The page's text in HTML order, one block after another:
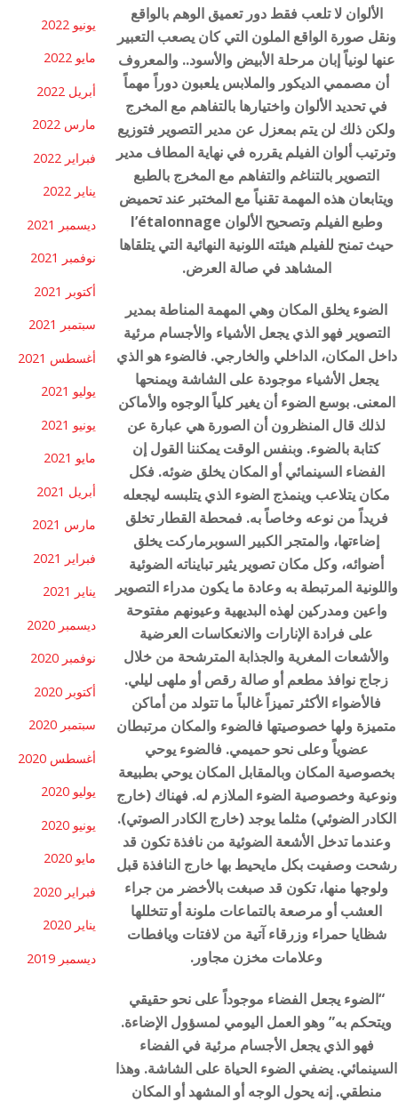
الألوان لا تلعب فقط دور تعميق الوهم بالواقع
ونقل صورة الواقع الملون التي كان يصعب التعبير
عنها لونياً إبان مرحلة الأبيض والأسود.. والمعروف
أن مصممي الديكور والملابس يلعبون دوراً مهماً
في تحديد الألوان واختيارها بالتفاهم مع المخرج
ولكن ذلك لن يتم بمعزل عن مدير التصوير فتوزيع
وترتيب ألوان الفيلم يقرره في نهاية المطاف مدير
التصوير بالتناغم والتفاهم مع المخرج بالطبع
ويتابعان هذه المهمة تقنياً مع المختبر عند تحميض
وطبع الفيلم وتصحيح الألوان l’étalonnage
حيث تمنح للفيلم هيئته اللونية النهائية التي يتلقاها
المشاهد في صالة العرض.
الضوء يخلق المكان وهي المهمة المناطة بمدير
التصوير فهو الذي يجعل الأشياء والأجسام مرئية
داخل المكان، الداخلي والخارجي. فالضوء هو الذي
يجعل الأشياء موجودة على الشاشة ويمنحها
المعنى. بوسع الضوء أن يغير كلياً الوجوه والأماكن
لذلك قال المنظرون أن الصورة هي عبارة عن
كتابة بالضوء. وبنفس الوقت يمكننا القول إن
الفضاء السينمائي أو المكان يخلق ضوئه. فكل
مكان يتلاعب وينمذج الضوء الذي يتلبسه ليجعله
فريداً من نوعه وخاصاً به. فمحطة القطار تخلق
إضاءتها، والمتجر الكبير السوبرماركت يخلق
أضوائه، وكل مكان تصوير يثير تبايناته الضوئية
واللونية المرتبطة به وعادة ما يكون مدراء التصوير
واعين ومدركين لهذه البديهية وعيونهم مفتوحة
على فرادة الإنارات والانعكاسات العرضية
والأشعات المغرية والجذابة المترشحة من خلال
زجاج نوافذ مطعم أو صالة رقص أو ملهى ليلي.
فالأضواء الأكثر تميزاً غالباً ما تتولد من أماكن
متميزة ولها خصوصيتها فالضوء والمكان مرتبطان
عضوياً وعلى نحو حميمي. فالضوء يوحي
بخصوصية المكان وبالمقابل المكان يوحي بطبيعة
ونوعية وخصوصية الضوء الملازم له. فهناك (خارج
الكادر الضوئي) مثلما يوجد (خارج الكادر الصوتي).
وعندما تدخل الأشعة الضوئية من نافذة تكون قد
رشحت وصفيت بكل مايحيط بها خارج النافذة قبل
ولوجها منها، تكون قد صبغت بالأخضر من جراء
العشب أو مرصعة بالتماعات ملونة أو تتخللها
شظايا حمراء وزرقاء آتية من لافتات ويافطات
وعلامات مخزن مجاور.
“الضوء يجعل الفضاء موجوداً على نحو حقيقي
ويتحكم به” وهو العمل اليومي لمسؤول الإضاءة.
فهو الذي يجعل الأجسام مرئية في الفضاء
السينمائي. يضفي الضوء الحياة على الشاشة. وهذا
منطقي. إنه يحول الوجه أو المشهد أو المكان
يونيو 2022
مايو 2022
أبريل 2022
مارس 2022
فبراير 2022
يناير 2022
ديسمبر 2021
نوفمبر 2021
أكتوبر 2021
سبتمبر 2021
أغسطس 2021
يوليو 2021
يونيو 2021
مايو 2021
أبريل 2021
مارس 2021
فبراير 2021
يناير 2021
ديسمبر 2020
نوفمبر 2020
أكتوبر 2020
سبتمبر 2020
أغسطس 2020
يوليو 2020
يونيو 2020
مايو 2020
فبراير 2020
يناير 2020
ديسمبر 2019